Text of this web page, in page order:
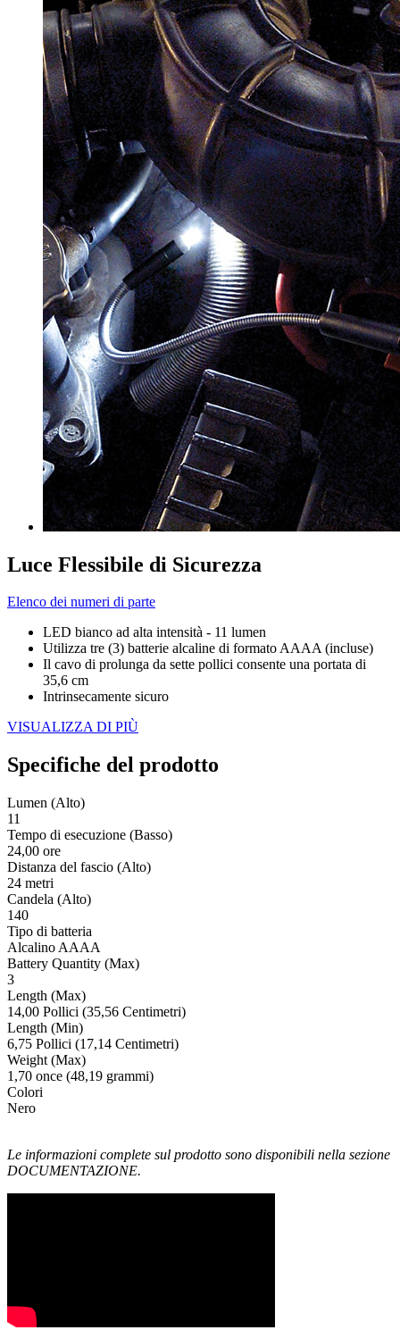
Luce Flessibile di Sicurezza
Elenco dei numeri di parte
LED bianco ad alta intensità - 11 lumen
Utilizza tre (3) batterie alcaline di formato AAAA (incluse)
Il cavo di prolunga da sette pollici consente una portata di
35,6 cm
Intrinsecamente sicuro
VISUALIZZA DI PIÙ
Specifiche del prodotto
Lumen (Alto)
11
Tempo di esecuzione (Basso)
24,00 ore
Distanza del fascio (Alto)
24 metri
Candela (Alto)
140
Tipo di batteria
Alcalino AAAA
Battery Quantity (Max)
3
Length (Max)
14,00 Pollici (35,56 Centimetri)
Length (Min)
6,75 Pollici (17,14 Centimetri)
Weight (Max)
1,70 once (48,19 grammi)
Colori
Nero
Le informazioni complete sul prodotto sono disponibili nella sezione
DOCUMENTAZIONE.